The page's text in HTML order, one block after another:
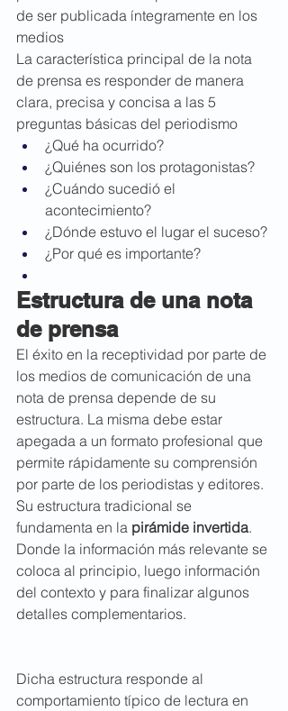
de ser publicada íntegramente en los
medios
La característica principal de la nota
de prensa es responder de manera
clara, precisa y concisa a las 5
preguntas básicas del periodismo
¿Qué ha ocurrido?
¿Quiénes son los protagonistas?
¿Cuándo sucedió el
acontecimiento?
¿Dónde estuvo el lugar el suceso?
¿Por qué es importante?
Estructura de una nota
de prensa
El éxito en la receptividad por parte de
los medios de comunicación de una
nota de prensa depende de su
estructura. La misma debe estar
apegada a un formato profesional que
permite rápidamente su comprensión
por parte de los periodistas y editores.
Su estructura tradicional se
fundamenta en la pirámide invertida.
Donde la información más relevante se
coloca al principio, luego información
del contexto y para finalizar algunos
detalles complementarios.
Dicha estructura responde al
comportamiento típico de lectura en